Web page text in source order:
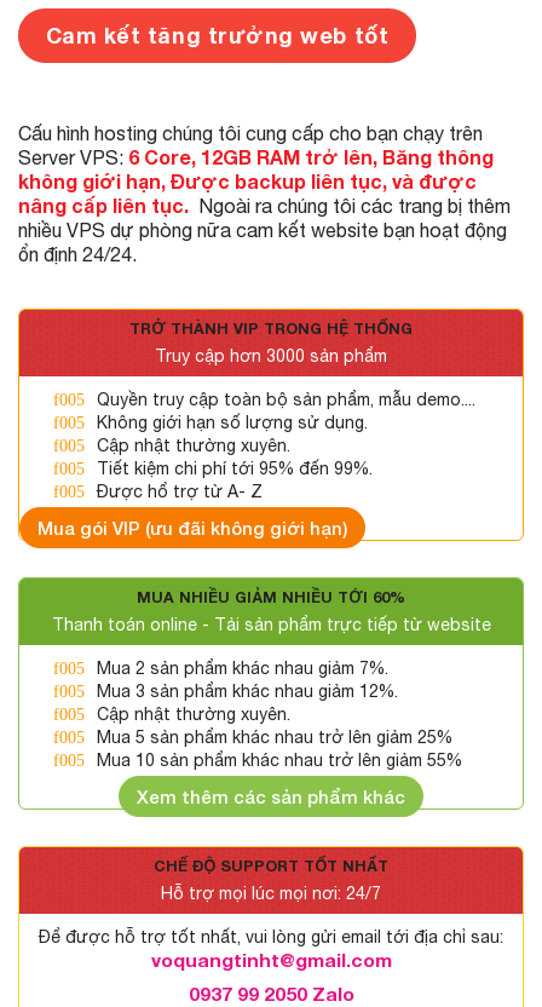
Cam kết tăng trưởng web tốt
Cấu hình hosting chúng tôi cung cấp cho bạn chạy trên
Server VPS: 6 Core, 12GB RAM trở lên, Băng thông
không giới hạn, Được backup liên tục, và được
nâng cấp liên tục. Ngoài ra chúng tôi các trang bị thêm
nhiều VPS dự phòng nữa cam kết website bạn hoạt động
ổn định 24/24.
TRỞ THÀNH VIP TRONG HỆ THỐNG
Truy cập hơn 3000 sản phẩm
Quyền truy cập toàn bộ sản phẩm, mẫu demo....
Không giới hạn số lượng sử dụng.
Cập nhật thường xuyên.
Tiết kiệm chi phí tới 95% đến 99%.
Được hổ trợ từ A- Z
Mua gói VIP (ưu đãi không giới hạn)
MUA NHIỀU GIẢM NHIỀU TỚI 60%
Thanh toán online - Tải sản phẩm trực tiếp từ website
Mua 2 sản phẩm khác nhau giảm 7%.
Mua 3 sản phẩm khác nhau giảm 12%.
Cập nhật thường xuyên.
Mua 5 sản phẩm khác nhau trở lên giảm 25%
Mua 10 sản phẩm khác nhau trở lên giảm 55%
Xem thêm các sản phẩm khác
CHẾ ĐỘ SUPPORT TỐT NHẤT
Hỗ trợ mọi lúc mọi nơi: 24/7
Để được hỗ trợ tốt nhất, vui lòng gửi email tới địa chỉ sau:
voquangtinht@gmail.com
0937 99 2050 Zalo